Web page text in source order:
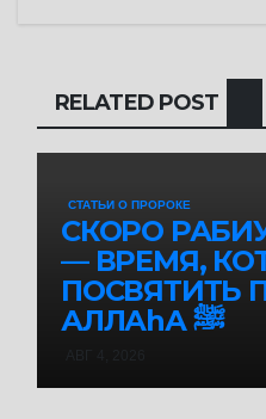
RELATED POST
СТАТЬИ О ПРОРОКЕ
СКОРО
— ВРЕМЯ,
ПОСВЯТИТЬ
АЛЛАhА ﷺ